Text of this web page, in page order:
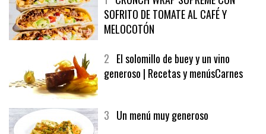
SOFRITO DE TOMATE AL CAFÉ Y
MELOCOTÓN
2 El solomillo de buey y un vino
generoso | Recetas y menúsCarnes
3 Un menú muy generoso